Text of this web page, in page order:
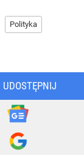
Polityka
UDOSTĘPNIJ